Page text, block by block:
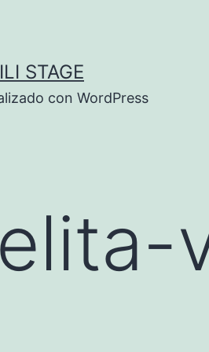
STAGE
con WordPress